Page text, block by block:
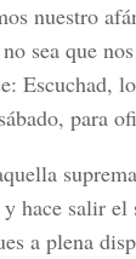
nuestro
sea que
Escuchad,
para
y hace salir
a plena